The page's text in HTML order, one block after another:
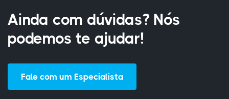
Ainda com dúvidas? Nós
podemos te ajudar!
Fale com um Especialista